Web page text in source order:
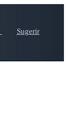
Sugerir